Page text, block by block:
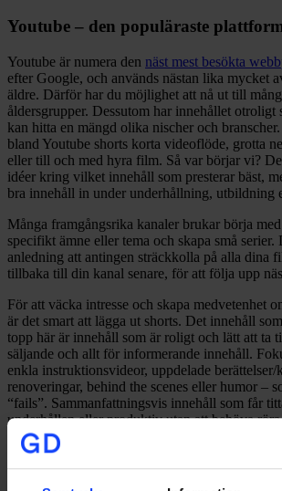
Youtube – den populäraste
Youtube är numera den näst mest besökta
efter Google, och används nästan lika mycket
äldre. Därför har du möjlighet att nå ut till
åldersgrupper. Dessutom har innehållet otroligt
kan hitta en mängd olika nischer och
bland Youtube shorts korta videoflöde, grotta
eller till och med hyra film. Så var börjar vi?
idéer kring vilket innehåll som presterar bäst,
bra innehåll in under underhållning, utbildning
Många framgångsrika kanaler brukar börja
specifikt ämne eller tema och skapa små
anledning att antingen sträckkolla på alla dina
tillbaka till din kanal senare, för att följa upp
För att väcka intresse och skapa medvetenhet
är det smart att lägga ut shorts. Det innehåll
topp här är innehåll som är roligt och lätt att ta
säljande och allt för informerande innehåll.
enkla instruktionsvideor, uppdelade
renoveringar, behind the scenes eller humor –
“fails”. Sammanfattningsvis innehåll som får
underhållen eller produktiv utan att behöva
kroppen än i tummen och nacken. Maxlängd
sekunder. Sedan, även om shorts fungerar
så är det viktigt att du också har annat innehåll
det värt för tittarna att komma tillbaka eller